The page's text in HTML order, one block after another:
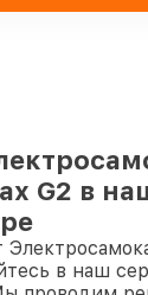
G2 в
в наш